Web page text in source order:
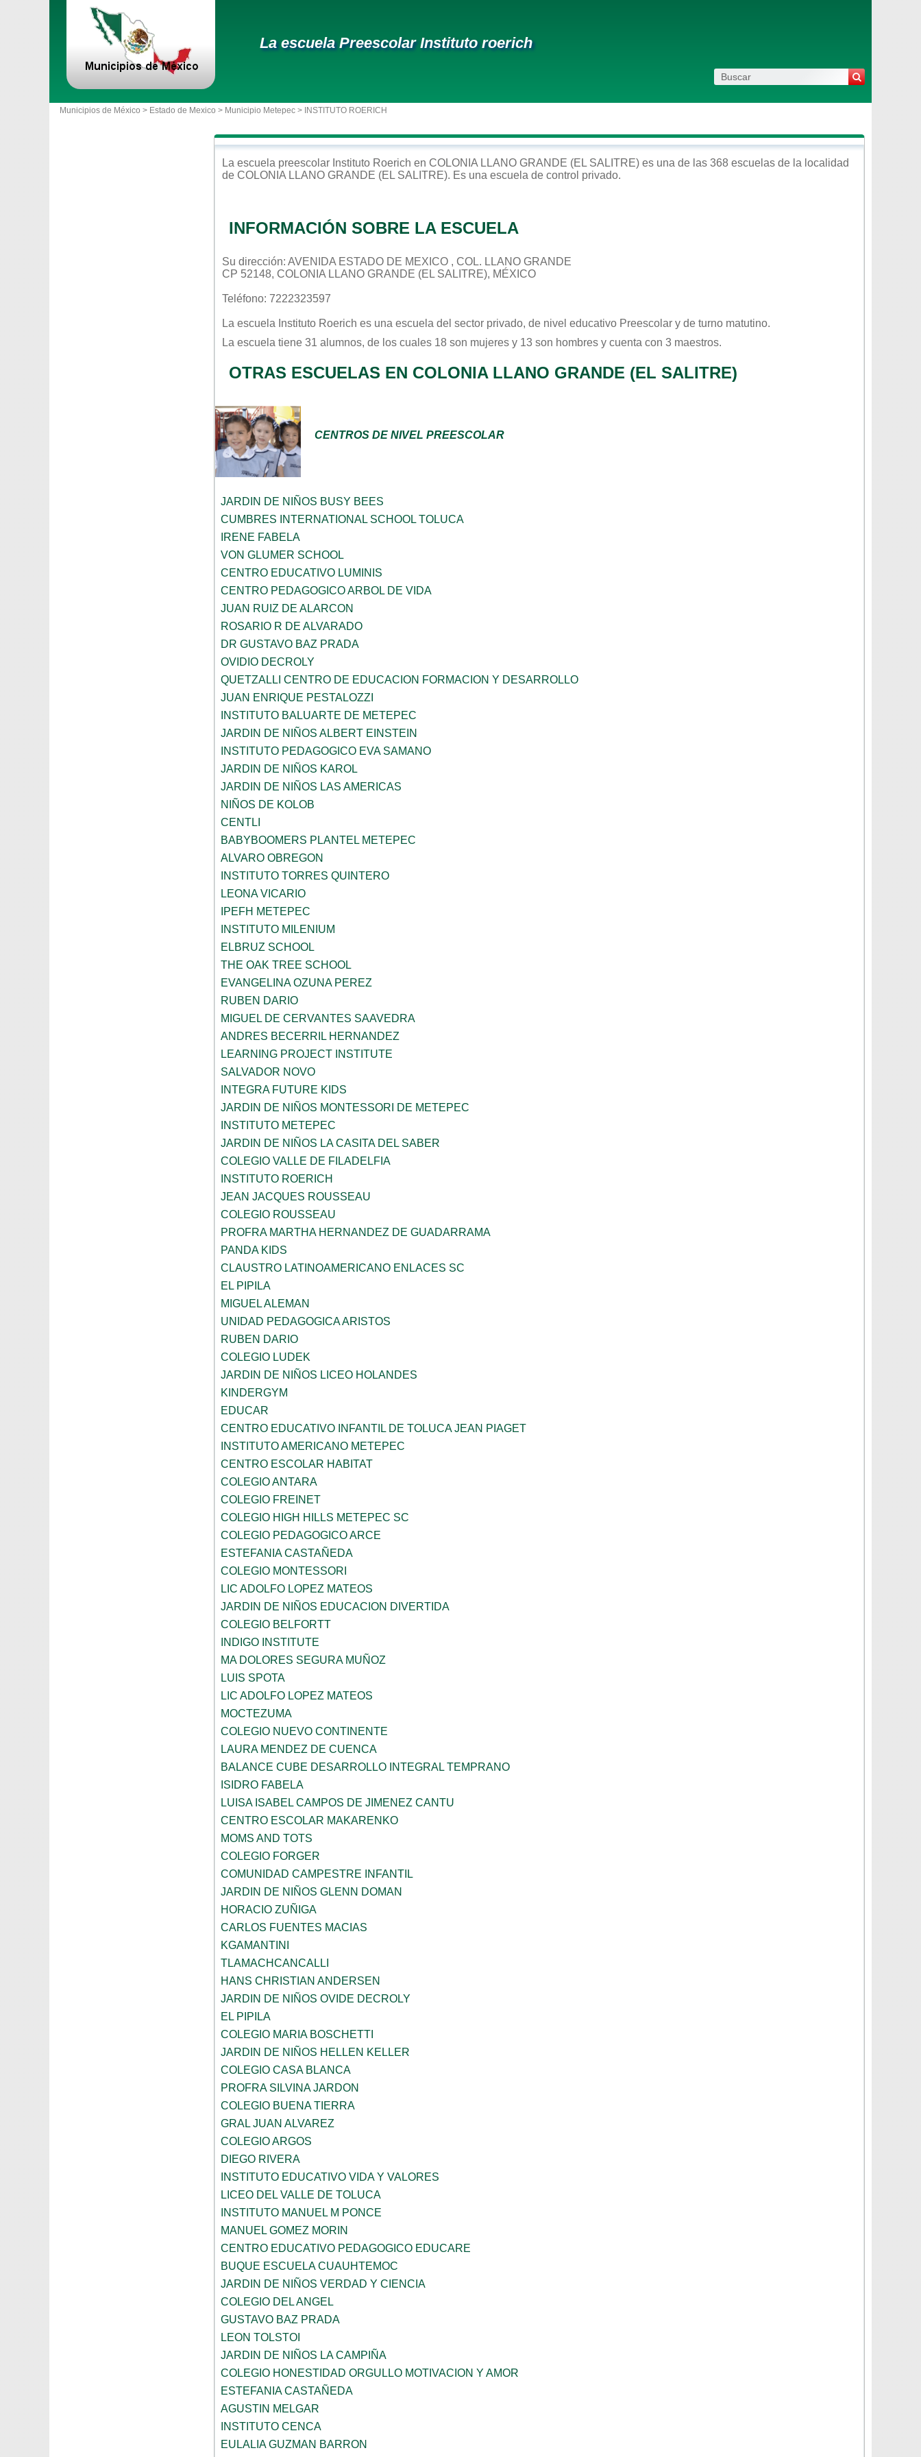
La escuela Preescolar Instituto roerich
Municipios de México > Estado de Mexico > Municipio Metepec > INSTITUTO ROERICH
La escuela preescolar Instituto Roerich en COLONIA LLANO GRANDE (EL SALITRE) es una de las 368 escuelas de la localidad
de COLONIA LLANO GRANDE (EL SALITRE). Es una escuela de control privado.
INFORMACIÓN SOBRE LA ESCUELA
Su dirección: AVENIDA ESTADO DE MEXICO , COL. LLANO GRANDE
CP 52148, COLONIA LLANO GRANDE (EL SALITRE), MÉXICO
Teléfono: 7222323597
La escuela Instituto Roerich es una escuela del sector privado, de nivel educativo Preescolar y de turno matutino.
La escuela tiene 31 alumnos, de los cuales 18 son mujeres y 13 son hombres y cuenta con 3 maestros.
OTRAS ESCUELAS EN COLONIA LLANO GRANDE (EL SALITRE)
CENTROS DE NIVEL PREESCOLAR
JARDIN DE NIÑOS BUSY BEES
CUMBRES INTERNATIONAL SCHOOL TOLUCA
IRENE FABELA
VON GLUMER SCHOOL
CENTRO EDUCATIVO LUMINIS
CENTRO PEDAGOGICO ARBOL DE VIDA
JUAN RUIZ DE ALARCON
ROSARIO R DE ALVARADO
DR GUSTAVO BAZ PRADA
OVIDIO DECROLY
QUETZALLI CENTRO DE EDUCACION FORMACION Y DESARROLLO
JUAN ENRIQUE PESTALOZZI
INSTITUTO BALUARTE DE METEPEC
JARDIN DE NIÑOS ALBERT EINSTEIN
INSTITUTO PEDAGOGICO EVA SAMANO
JARDIN DE NIÑOS KAROL
JARDIN DE NIÑOS LAS AMERICAS
NIÑOS DE KOLOB
CENTLI
BABYBOOMERS PLANTEL METEPEC
ALVARO OBREGON
INSTITUTO TORRES QUINTERO
LEONA VICARIO
IPEFH METEPEC
INSTITUTO MILENIUM
ELBRUZ SCHOOL
THE OAK TREE SCHOOL
EVANGELINA OZUNA PEREZ
RUBEN DARIO
MIGUEL DE CERVANTES SAAVEDRA
ANDRES BECERRIL HERNANDEZ
LEARNING PROJECT INSTITUTE
SALVADOR NOVO
INTEGRA FUTURE KIDS
JARDIN DE NIÑOS MONTESSORI DE METEPEC
INSTITUTO METEPEC
JARDIN DE NIÑOS LA CASITA DEL SABER
COLEGIO VALLE DE FILADELFIA
INSTITUTO ROERICH
JEAN JACQUES ROUSSEAU
COLEGIO ROUSSEAU
PROFRA MARTHA HERNANDEZ DE GUADARRAMA
PANDA KIDS
CLAUSTRO LATINOAMERICANO ENLACES SC
EL PIPILA
MIGUEL ALEMAN
UNIDAD PEDAGOGICA ARISTOS
RUBEN DARIO
COLEGIO LUDEK
JARDIN DE NIÑOS LICEO HOLANDES
KINDERGYM
EDUCAR
CENTRO EDUCATIVO INFANTIL DE TOLUCA JEAN PIAGET
INSTITUTO AMERICANO METEPEC
CENTRO ESCOLAR HABITAT
COLEGIO ANTARA
COLEGIO FREINET
COLEGIO HIGH HILLS METEPEC SC
COLEGIO PEDAGOGICO ARCE
ESTEFANIA CASTAÑEDA
COLEGIO MONTESSORI
LIC ADOLFO LOPEZ MATEOS
JARDIN DE NIÑOS EDUCACION DIVERTIDA
COLEGIO BELFORTT
INDIGO INSTITUTE
MA DOLORES SEGURA MUÑOZ
LUIS SPOTA
LIC ADOLFO LOPEZ MATEOS
MOCTEZUMA
COLEGIO NUEVO CONTINENTE
LAURA MENDEZ DE CUENCA
BALANCE CUBE DESARROLLO INTEGRAL TEMPRANO
ISIDRO FABELA
LUISA ISABEL CAMPOS DE JIMENEZ CANTU
CENTRO ESCOLAR MAKARENKO
MOMS AND TOTS
COLEGIO FORGER
COMUNIDAD CAMPESTRE INFANTIL
JARDIN DE NIÑOS GLENN DOMAN
HORACIO ZUÑIGA
CARLOS FUENTES MACIAS
KGAMANTINI
TLAMACHCANCALLI
HANS CHRISTIAN ANDERSEN
JARDIN DE NIÑOS OVIDE DECROLY
EL PIPILA
COLEGIO MARIA BOSCHETTI
JARDIN DE NIÑOS HELLEN KELLER
COLEGIO CASA BLANCA
PROFRA SILVINA JARDON
COLEGIO BUENA TIERRA
GRAL JUAN ALVAREZ
COLEGIO ARGOS
DIEGO RIVERA
INSTITUTO EDUCATIVO VIDA Y VALORES
LICEO DEL VALLE DE TOLUCA
INSTITUTO MANUEL M PONCE
MANUEL GOMEZ MORIN
CENTRO EDUCATIVO PEDAGOGICO EDUCARE
BUQUE ESCUELA CUAUHTEMOC
JARDIN DE NIÑOS VERDAD Y CIENCIA
COLEGIO DEL ANGEL
GUSTAVO BAZ PRADA
LEON TOLSTOI
JARDIN DE NIÑOS LA CAMPIÑA
COLEGIO HONESTIDAD ORGULLO MOTIVACION Y AMOR
ESTEFANIA CASTAÑEDA
AGUSTIN MELGAR
INSTITUTO CENCA
EULALIA GUZMAN BARRON